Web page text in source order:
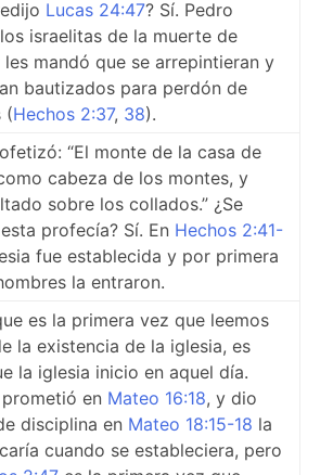
Lucas 24:47? Sí. Pedro
israelitas de la muerte de
mandó que se arrepintieran y
bautizados para perdón de
(Hechos 2:37, 38).
“El monte de la casa de
cabeza de los montes, y
sobre los collados.” ¿Se
profecía? Sí. En Hechos 2:41-
fue establecida y por primera
la entraron.
es la primera vez que leemos
la existencia de la iglesia, es
la iglesia inicio en aquel día.
en Mateo 16:18, y dio
disciplina en Mateo 18:15-18 la
cuando se estableciera, pero